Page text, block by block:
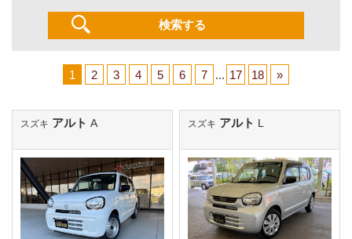
1 2 3 4 5 6 7 ... 17 18 »
スズキ アルトA スズキ アルト L